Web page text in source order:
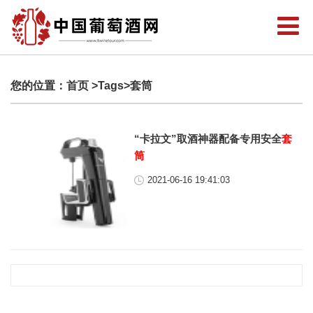
您的位置： 首页 >Tags>套筒
“卡拉文”取酒神器配备专用安全套
筒
2021-06-16 19:41:03